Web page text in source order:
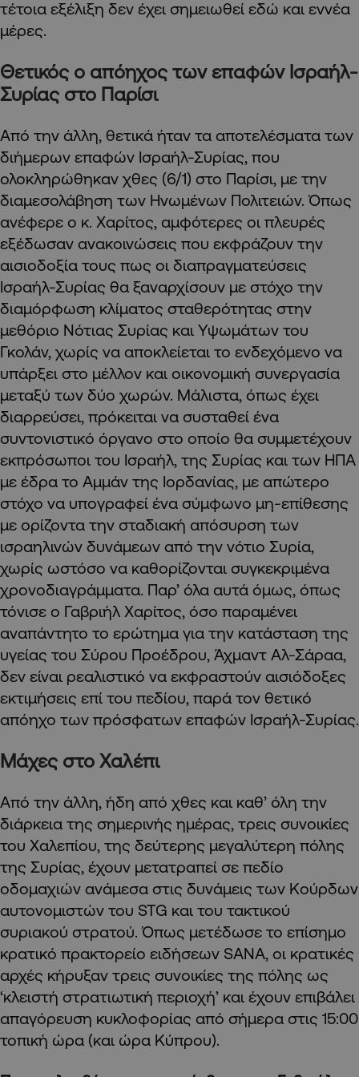
τέτοια εξέλιξη δεν έχει σημειωθεί εδώ και εννέα
μέρες.
Θετικός ο απόηχος των επαφών Ισραήλ-
Συρίας στο Παρίσι
Από την άλλη, θετικά ήταν τα αποτελέσματα των
διήμερων επαφών Ισραήλ-Συρίας, που
ολοκληρώθηκαν χθες (6/1) στο Παρίσι, με την
διαμεσολάβηση των Ηνωμένων Πολιτειών. Όπως
ανέφερε ο κ. Χαρίτος, αμφότερες οι πλευρές
εξέδωσαν ανακοινώσεις που εκφράζουν την
αισιοδοξία τους πως οι διαπραγματεύσεις
Ισραήλ-Συρίας θα ξαναρχίσουν με στόχο την
διαμόρφωση κλίματος σταθερότητας στην
μεθόριο Νότιας Συρίας και Υψωμάτων του
Γκολάν, χωρίς να αποκλείεται το ενδεχόμενο να
υπάρξει στο μέλλον και οικονομική συνεργασία
μεταξύ των δύο χωρών. Μάλιστα, όπως έχει
διαρρεύσει, πρόκειται να συσταθεί ένα
συντονιστικό όργανο στο οποίο θα συμμετέχουν
εκπρόσωποι του Ισραήλ, της Συρίας και των ΗΠΑ
με έδρα το Αμμάν της Ιορδανίας, με απώτερο
στόχο να υπογραφεί ένα σύμφωνο μη-επίθεσης
με ορίζοντα την σταδιακή απόσυρση των
ισραηλινών δυνάμεων από την νότιο Συρία,
χωρίς ωστόσο να καθορίζονται συγκεκριμένα
χρονοδιαγράμματα. Παρ’ όλα αυτά όμως, όπως
τόνισε ο Γαβριήλ Χαρίτος, όσο παραμένει
αναπάντητο το ερώτημα για την κατάσταση της
υγείας του Σύρου Προέδρου, Άχμαντ Αλ-Σάραα,
δεν είναι ρεαλιστικό να εκφραστούν αισιόδοξες
εκτιμήσεις επί του πεδίου, παρά τον θετικό
απόηχο των πρόσφατων επαφών Ισραήλ-Συρίας.
Μάχες στο Χαλέπι
Από την άλλη, ήδη από χθες και καθ’ όλη την
διάρκεια της σημερινής ημέρας, τρεις συνοικίες
του Χαλεπίου, της δεύτερης μεγαλύτερη πόλης
της Συρίας, έχουν μετατραπεί σε πεδίο
οδομαχιών ανάμεσα στις δυνάμεις των Κούρδων
αυτονομιστών του STG και του τακτικού
συριακού στρατού. Όπως μετέδωσε το επίσημο
κρατικό πρακτορείο ειδήσεων SANA, οι κρατικές
αρχές κήρυξαν τρεις συνοικίες της πόλης ως
‘κλειστή στρατιωτική περιοχή’ και έχουν επιβάλει
απαγόρευση κυκλοφορίας από σήμερα στις 15:00
τοπική ώρα (και ώρα Κύπρου).